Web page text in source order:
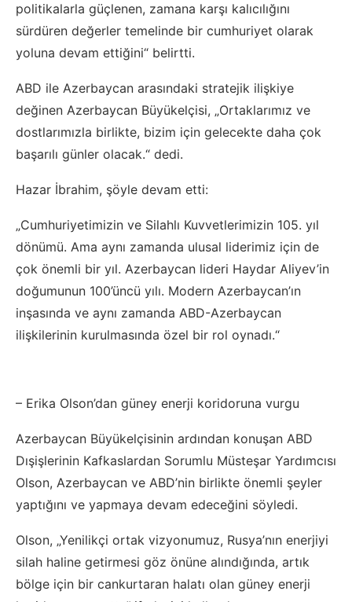
politikalarla güçlenen, zamana karşı kalıcılığını
sürdüren değerler temelinde bir cumhuriyet olarak
yoluna devam ettiğini“ belirtti.
ABD ile Azerbaycan arasındaki stratejik ilişkiye
değinen Azerbaycan Büyükelçisi, „Ortaklarımız ve
dostlarımızla birlikte, bizim için gelecekte daha çok
başarılı günler olacak.“ dedi.
Hazar İbrahim, şöyle devam etti:
„Cumhuriyetimizin ve Silahlı Kuvvetlerimizin 105. yıl
dönümü. Ama aynı zamanda ulusal liderimiz için de
çok önemli bir yıl. Azerbaycan lideri Haydar Aliyev’in
doğumunun 100’üncü yılı. Modern Azerbaycan’ın
inşasında ve aynı zamanda ABD-Azerbaycan
ilişkilerinin kurulmasında özel bir rol oynadı.“
– Erika Olson’dan güney enerji koridoruna vurgu
Azerbaycan Büyükelçisinin ardından konuşan ABD
Dışişlerinin Kafkaslardan Sorumlu Müsteşar Yardımcısı
Olson, Azerbaycan ve ABD’nin birlikte önemli şeyler
yaptığını ve yapmaya devam edeceğini söyledi.
Olson, „Yenilikçi ortak vizyonumuz, Rusya’nın enerjiyi
silah haline getirmesi göz önüne alındığında, artık
bölge için bir cankurtaran halatı olan güney enerji